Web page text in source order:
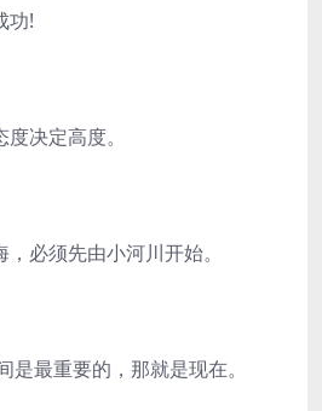
功!
决定高度。
必须先由小河川开始。
最重要的，那就是现在。